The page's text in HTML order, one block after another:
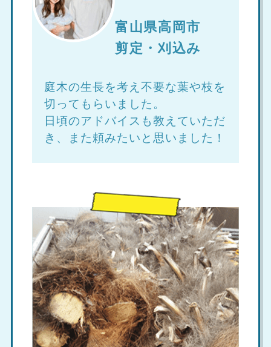
富山県高岡市
剪定・刈込み
庭木の生長を考え不要な葉や枝を
切ってもらいました。
日頃のアドバイスも教えていただ
き、また頼みたいと思いました！